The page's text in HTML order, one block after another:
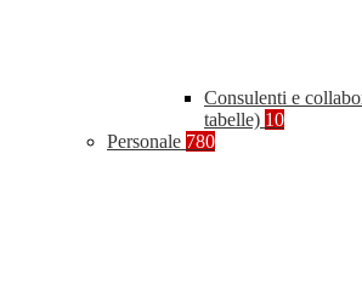
Consulenti e
tabelle) 10
Personale 780